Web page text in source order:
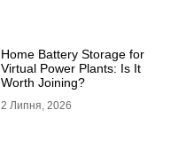
Home Battery Storage for
Virtual Power Plants: Is It
Worth Joining?
2 Липня, 2026